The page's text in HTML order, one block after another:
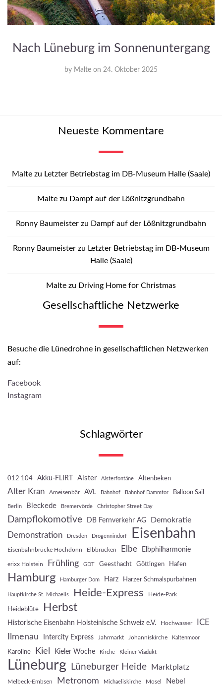
Nach Lüneburg im Sonnenuntergang
by Malte on 24. Oktober 2025
Neueste Kommentare
Malte zu Letzter Betriebstag im DB-Museum Halle (Saale)
Malte zu Dampf auf der Lößnitzgrundbahn
Ronny Baumeister zu Dampf auf der Lößnitzgrundbahn
Ronny Baumeisterzu Letzter Betriebstag im DB-Museum
Halle (Saale)
Malte zu Driving Home for Christmas
Gesellschaftliche Netzwerke
Besuche die Lünedrohne in gesellschaftlichen Netzwerken
auf:
Facebook
Instagram
Schlagwörter
012 104 Akku-FLIRT Alster Alsterfontäne Altenbeken
Alter Kran Ameisenbär AVL Bahnhof Bahnhof Dammtor Balloon Sail
Berlin Bleckede Bremervörde Christopher Street Day
Dampflokomotive DB Fernverkehr AG Demokratie
Demonstration Dresden Drögennindorf Eisenbahn
Eisenbahnbrücke Hochdonn Elbbrücken Elbe Elbphilharmonie
erixx Holstein Frühling GDT Geesthacht Göttingen Hafen
Hamburg Hamburger Dom Harz Harzer Schmalspurbahnen
Hauptkirche St. Michaelis Heide-Express Heide-Park
Heideblüte Herbst
Historische Eisenbahn Holsteinische Schweiz e.V. Hochwasser ICE
Ilmenau Intercity Express Jahrmarkt Johanniskirche Kaltenmoor
Karoline Kiel Kieler Woche Kirche Kleiner Viadukt
Lüneburg Lüneburger Heide Marktplatz
Melbeck-Embsen Metronom Michaeliskirche Mosel Nebel